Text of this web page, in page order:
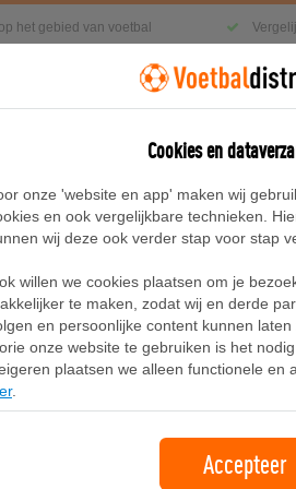
het gebied van voetbal
x CHRISTIAN PULISIC FG/AG uniseks
PUMA ULTRA 6
uniseks
gratis verzending
Cookies en
onze 'website en app' maken wij
en ook vergelijkbare technieken.
wij deze ook verder stap voor stap
willen we cookies plaatsen om je
te maken, zodat wij en derde
en persoonlijke content kunnen
onze website te gebruiken is het
plaatsen we alleen functionele en
.
Accepteer